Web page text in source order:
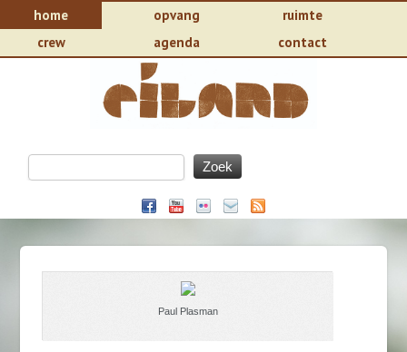
home opvang
ruimte
crew
agenda contact
Paul Plasman